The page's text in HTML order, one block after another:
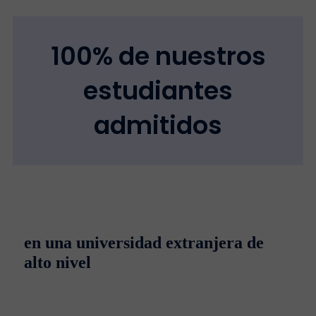
100% de nuestros
estudiantes
admitidos
en una universidad extranjera de
alto nivel